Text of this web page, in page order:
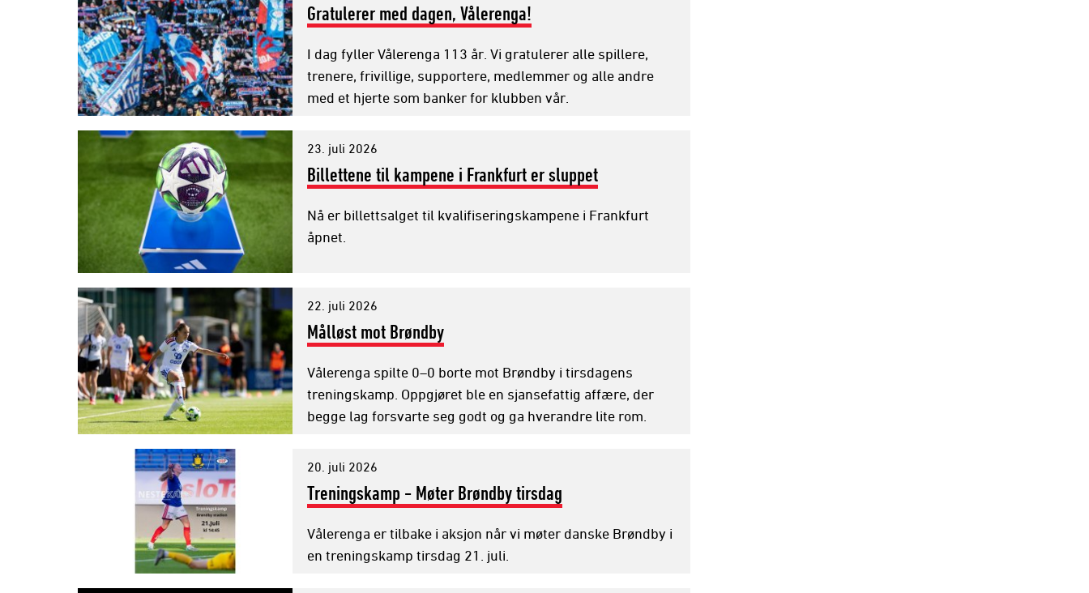
Gratulerer med dagen, Vålerenga!
I dag fyller Vålerenga 113 år. Vi gratulerer alle spillere,
trenere, frivillige, supportere, medlemmer og alle andre
med et hjerte som banker for klubben vår.
23. juli 2026
Billettene til kampene i Frankfurt er sluppet
Nå er billettsalget til kvalifiseringskampene i Frankfurt
åpnet.
22. juli 2026
Målløst mot Brøndby
Vålerenga spilte 0–0 borte mot Brøndby i tirsdagens
treningskamp. Oppgjøret ble en sjansefattig affære, der
begge lag forsvarte seg godt og ga hverandre lite rom.
20. juli 2026
Treningskamp - Møter Brøndby tirsdag
Vålerenga er tilbake i aksjon når vi møter danske Brøndby i
en treningskamp tirsdag 21. juli.